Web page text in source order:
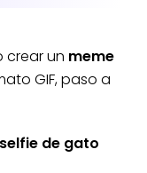
crear un meme
GIF, paso a
de gato